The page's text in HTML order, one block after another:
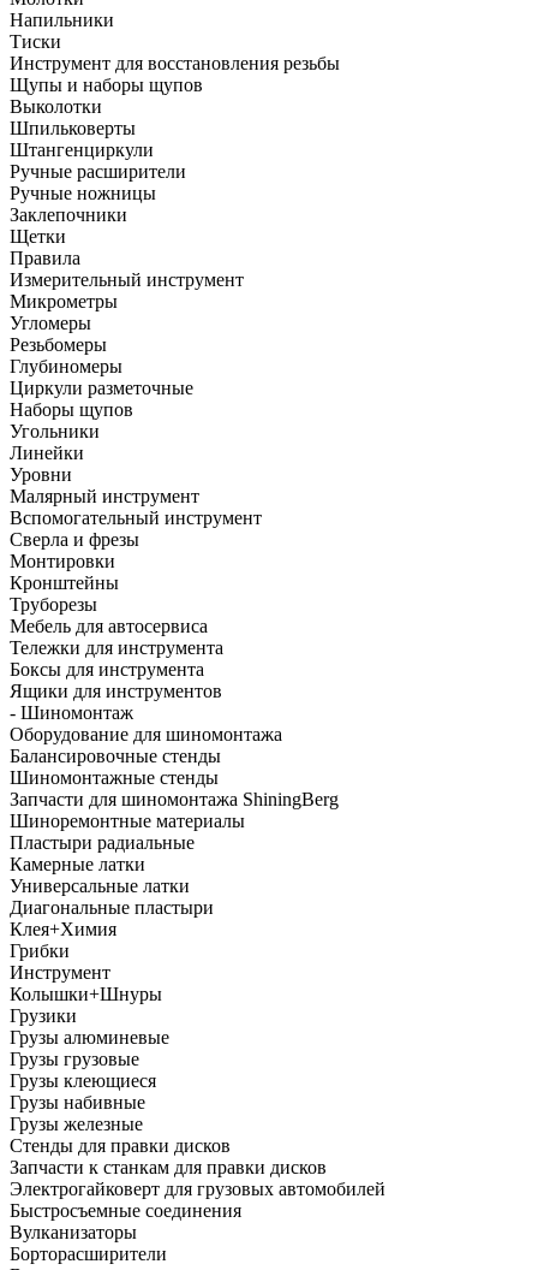
Напильники
Тиски
Инструмент для восстановления резьбы
Щупы и наборы щупов
Выколотки
Шпильковерты
Штангенциркули
Ручные расширители
Ручные ножницы
Заклепочники
Щетки
Правила
Измерительный инструмент
Микрометры
Угломеры
Резьбомеры
Глубиномеры
Циркули разметочные
Наборы щупов
Угольники
Линейки
Уровни
Малярный инструмент
Вспомогательный инструмент
Сверла и фрезы
Монтировки
Кронштейны
Труборезы
Мебель для автосервиса
Тележки для инструмента
Боксы для инструмента
Ящики для инструментов
- Шиномонтаж
Оборудование для шиномонтажа
Балансировочные стенды
Шиномонтажные стенды
Запчасти для шиномонтажа ShiningBerg
Шиноремонтные материалы
Пластыри радиальные
Камерные латки
Универсальные латки
Диагональные пластыри
Клея+Химия
Грибки
Инструмент
Колышки+Шнуры
Грузики
Грузы алюминевые
Грузы грузовые
Грузы клеющиеся
Грузы набивные
Грузы железные
Стенды для правки дисков
Запчасти к станкам для правки дисков
Электрогайковерт для грузовых автомобилей
Быстросъемные соединения
Вулканизаторы
Борторасширители